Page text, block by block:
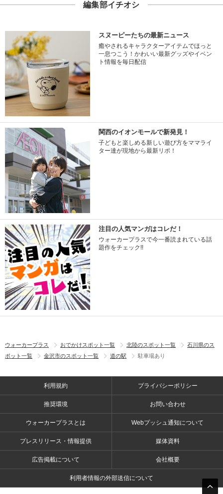
編集部イチオシ
スヌーピーたちの最新ニュース
癒やされるキャラクターアイテムでほっと
一息つこう！かわいい最新グッズやイベン
ト情報を毎日配信
関西のイオンモールで新発見！
子どもと楽しめる新しい遊び方をママライ
ター達が現地から最新リポ！
注目の人気マンガはコレだ！
ウォーカープラスで今一番読まれている話
題作をチェック!!
ウォーカープラス おでかけスポット一覧 北陸のスポット一覧
石川県のス
ポット一覧
金沢市のスポット一覧 道の駅 駐車場あり
利用規約 プライバシーポリシー
推奨環境 お問い合わせ
ウォーカープラスとは Webプッシュ通知について
プレスリリース・情報提供 媒体資料
広告掲載について 会社概要
利用者情報の外部送信について